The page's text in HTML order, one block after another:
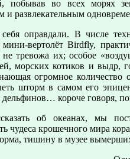
побывав во всех морях
и развлекательным
оправдали. В числе
мини-вертолёт Birdfly,
тревожа их; особое
морских котиков и выдр,
огромное количество
шторм в самом его
дельфинов… короче говоря,
об океанах, мы
чудеса крошечного мира
тишину в музее